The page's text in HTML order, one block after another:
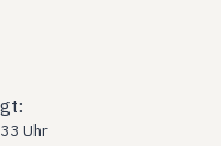
Uhr